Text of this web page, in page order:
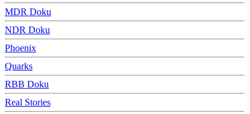
MDR Doku
NDR Doku
Phoenix
Quarks
RBB Doku
Real Stories